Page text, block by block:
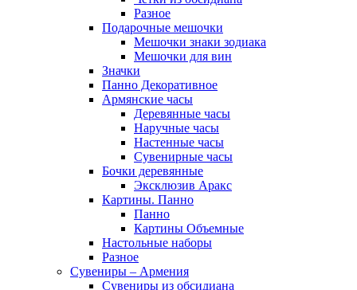
Разное
Подарочные мешочки
Мешочки знаки зодиака
Мешочки для вин
Значки
Панно Декоративное
Армянские часы
Деревянные часы
Наручные часы
Настенные часы
Сувенирные часы
Бочки деревянные
Эксклюзив Аракс
Картины. Панно
Панно
Картины Объемные
Настольные наборы
Разное
Сувениры – Армения
Сувениры из обсидиана